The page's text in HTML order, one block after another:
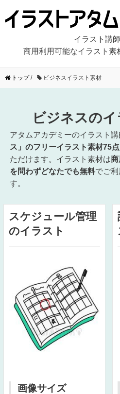
イラスト講
商用利用可能なイラスト素
トップ/ ビジネスイラスト素材
ビジネスの
アタムアカデミーのイラスト
ス」のフリーイラスト素材75
ただけます。イラスト素材は商
を問わずどなたでも無料でご利
す。
スケジュール管理
のイラスト
画像サイズ